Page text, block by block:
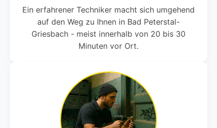
Ein erfahrener Techniker macht sich umgehend
auf den Weg zu Ihnen in Bad Peterstal-
Griesbach - meist innerhalb von 20 bis 30
Minuten vor Ort.